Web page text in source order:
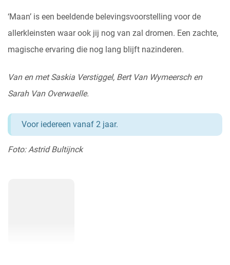
‘Maan’ is een beeldende belevingsvoorstelling voor de
allerkleinsten waar ook jij nog van zal dromen. Een zachte,
magische ervaring die nog lang blijft nazinderen.
Van en met Saskia Verstiggel, Bert Van Wymeersch en
Sarah Van Overwaelle.
Voor iedereen vanaf 2 jaar.
Foto: Astrid Bultijnck